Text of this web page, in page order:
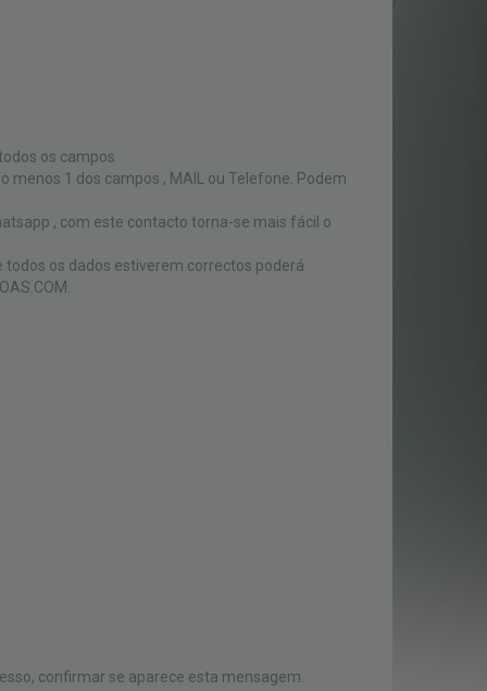
os campos
menos 1 dos campos , MAIL ou Telefone. Podem
, com este contacto torna-se mais fácil o
todos os dados estiverem correctos poderá
confirmar se aparece esta mensagem.